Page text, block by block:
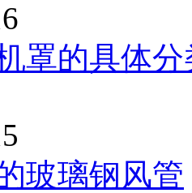
罩的具体分
玻璃钢风管